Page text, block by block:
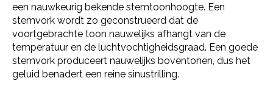
een nauwkeurig bekende stemtoonhoogte. Een
stemvork wordt zo geconstrueerd dat de
voortgebrachte toon nauwelijks afhangt van de
temperatuur en de luchtvochtigheidsgraad. Een goede
stemvork produceert nauwelijks boventonen, dus het
geluid benadert een reine sinustrilling.